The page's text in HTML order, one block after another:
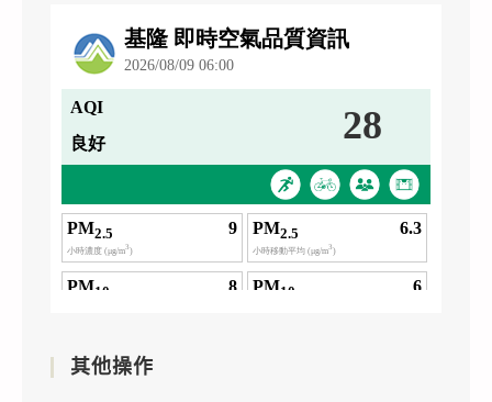
其他操作